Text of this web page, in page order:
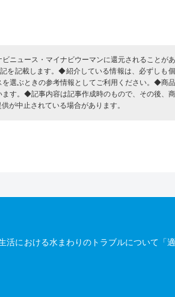
ニュース・マイナビウーマンに還元されることが
を記載します。◆紹介している情報は、必ずしも
選ぶときの参考情報としてご利用ください。◆商
す。◆記事内容は記事作成時のもので、その後、
が中止されている場合があります。
における水まわりのトラブルについて「